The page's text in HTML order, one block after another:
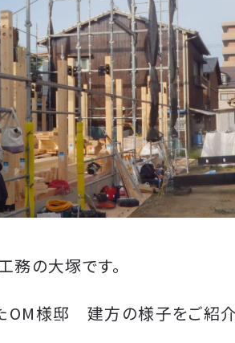
務の大塚です。
OM様邸 建方の様子をご紹介